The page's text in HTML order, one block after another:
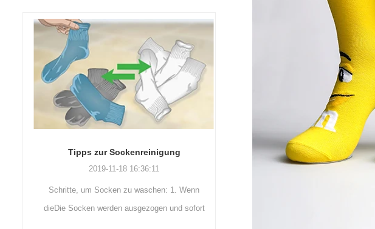
Gewohnheit4.MOQ: 1000
Paare / Farbe / Größe5.Logo:
oder Ihr Markenlogo
Tipps zur Sockenreinigung
2019-11-18 16:36:11
Schritte, um Socken zu waschen: 1. Wenn
dieDie Socken werden ausgezogen und sofort
Outdoor-wasserdichte Socken